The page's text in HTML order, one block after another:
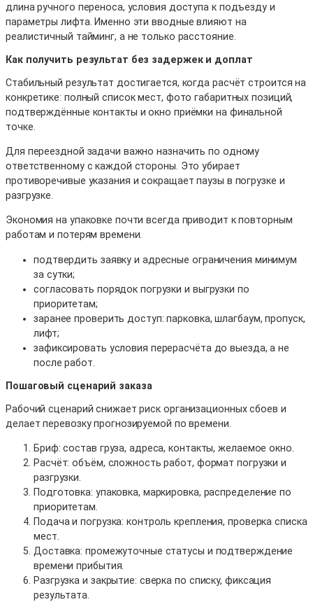
длина ручного переноса, условия доступа к подъезду и
параметры лифта. Именно эти вводные влияют на
реалистичный тайминг, а не только расстояние.
Как получить результат без задержек и доплат
Стабильный результат достигается, когда расчёт строится на
конкретике: полный список мест, фото габаритных позиций,
подтверждённые контакты и окно приёмки на финальной
точке.
Для переездной задачи важно назначить по одному
ответственному с каждой стороны. Это убирает
противоречивые указания и сокращает паузы в погрузке и
разгрузке.
Экономия на упаковке почти всегда приводит к повторным
работам и потерям времени.
подтвердить заявку и адресные ограничения минимум
за сутки;
согласовать порядок погрузки и выгрузки по
приоритетам;
заранее проверить доступ: парковка, шлагбаум, пропуск,
лифт;
зафиксировать условия перерасчёта до выезда, а не
после работ.
Пошаговый сценарий заказа
Рабочий сценарий снижает риск организационных сбоев и
делает перевозку прогнозируемой по времени.
Бриф: состав груза, адреса, контакты, желаемое окно.
Расчёт: объём, сложность работ, формат погрузки и
разгрузки.
Подготовка: упаковка, маркировка, распределение по
приоритетам.
Подача и погрузка: контроль крепления, проверка списка
мест.
Доставка: промежуточные статусы и подтверждение
времени прибытия.
Разгрузка и закрытие: сверка по списку, фиксация
результата.